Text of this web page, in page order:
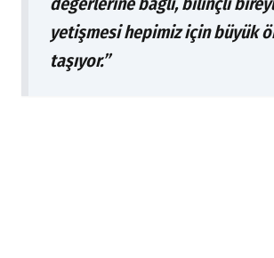
yetişmesi hepimiz için büyük
taşıyor.”